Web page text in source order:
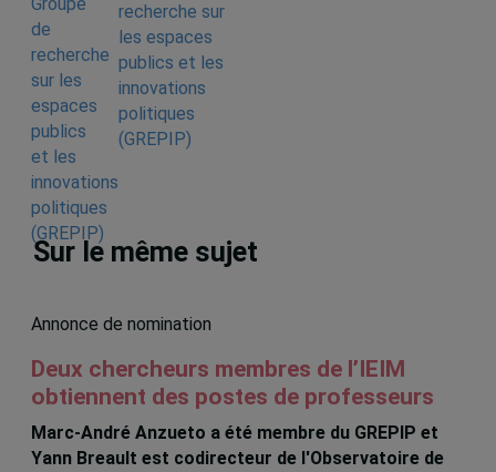
recherche sur
les espaces
publics et les
innovations
politiques
(GREPIP)
Sur le même sujet
Annonce de nomination
Deux chercheurs membres de l’IEIM
obtiennent des postes de professeurs
Marc-André Anzueto a été membre du GREPIP et
Yann Breault est codirecteur de l'Observatoire de